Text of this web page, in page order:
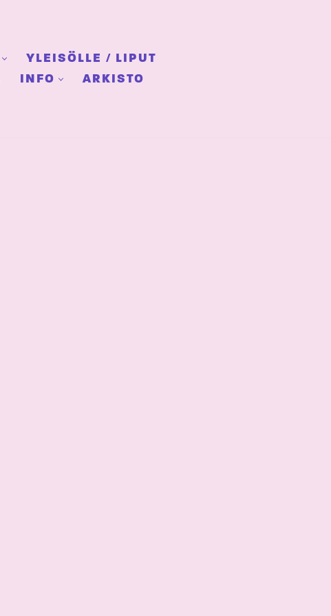
YLEISÖLLE / LIPUT
INFO ARKISTO